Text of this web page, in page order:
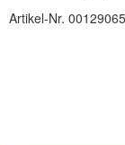
Artikel-Nr. 00129065